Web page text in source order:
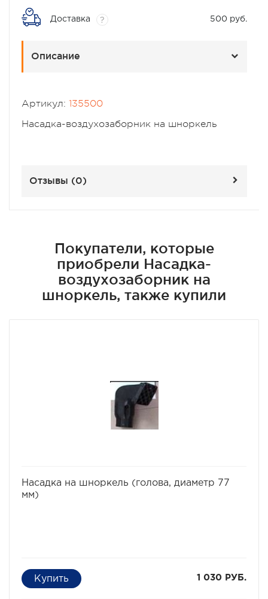
Доставка ? 500 руб.
Описание
Артикул: 135500
Насадка-воздухозаборник на шноркель
Отзывы (0)
Покупатели, которые
приобрели Насадка-
воздухозаборник на
шноркель, также купили
Насадка на шноркель (голова, диаметр 77
мм)
1 030 РУБ.